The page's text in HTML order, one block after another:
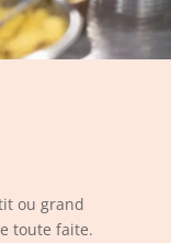
ou grand
toute faite.